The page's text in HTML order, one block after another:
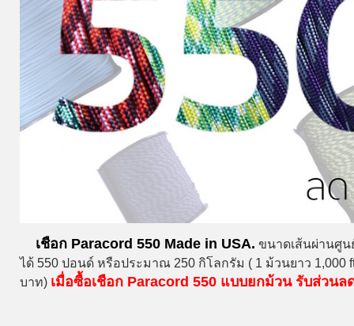
เชือก Paracord 550 Made in USA. ขนาดเส้นผ่านศูน
ได้ 550 ปอนด์ หรือประมาณ 250 กิโลกรัม ( 1 ม้วนยาว 1,000
บาท) เมื่อซื้อเชือก Paracord 550 แบบยกม้วน รับส่วนล